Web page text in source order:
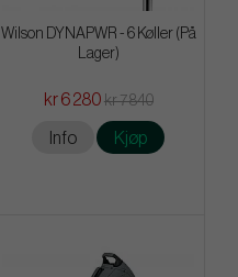
Wilson DYNAPWR - 6 Køller (På
Lager)
kr 6 280 kr 7 840
Info Kjøp